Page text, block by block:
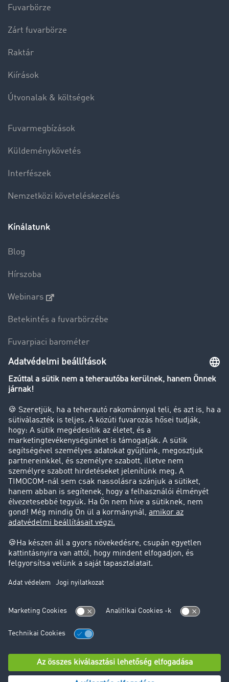
Fuvarbörze
Zárt fuvarbörze
Raktár
Kiírások
Útvonalak & költségek
Fuvarmegbízások
Küldeménykövetés
Interfészek
Nemzetközi követeléskezelés
Kínálatunk
Blog
Hírszoba
Webinars
Betekintés a fuvarbörzébe
Fuvarpiaci barométer
Transzportlexikon
Tehergépkocsi-forgalomkorlátozás
Cég
Sikertörténetek
Ügyfél hoz ügyfelet
Jogi információk
Impresszum
Adatvédelem
süti-beállítások
Támogatás